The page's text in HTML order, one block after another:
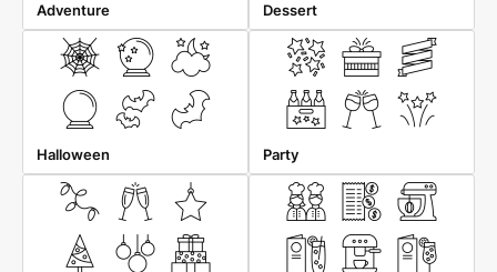
Adventure Dessert
Halloween Party